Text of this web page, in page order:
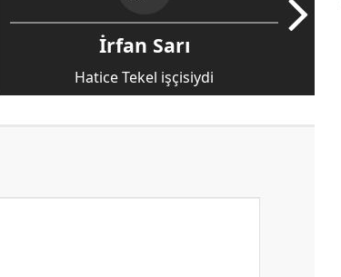
İrfan Sarı
Hatice Tekel işçisiydi